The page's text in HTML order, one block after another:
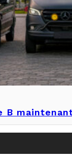
B
notre